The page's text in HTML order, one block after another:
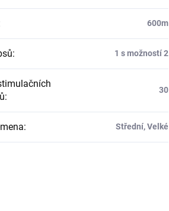
600m
: 1 s možností 2
:
30
: Střední, Velké